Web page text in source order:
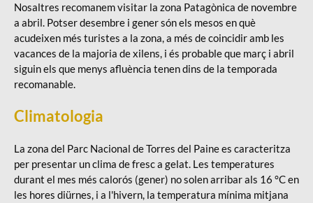
Nosaltres recomanem visitar la zona Patagònica de novembre
a abril. Potser desembre i gener són els mesos en què
acudeixen més turistes a la zona, a més de coincidir amb les
vacances de la majoria de xilens, i és probable que març i abril
siguin els que menys afluència tenen dins de la temporada
recomanable.
Climatologia
La zona del Parc Nacional de Torres del Paine es caracteritza
per presentar un clima de fresc a gelat. Les temperatures
durant el mes més calorós (gener) no solen arribar als 16 °C en
les hores diürnes, i a l'hivern, la temperatura mínima mitjana